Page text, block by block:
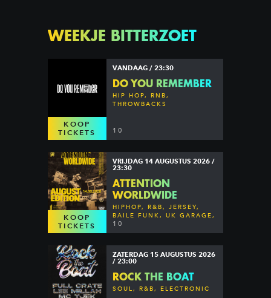
WEEKJE BITTERZOET
KOOP
TICKETS
VANDAAG / 23:30
DO YOU REMEMBER
HIP HOP, RNB,
THROWBACKS
10
KOOP
TICKETS
VRIJDAG 14 AUGUSTUS 2026 /
23:30
ATTENTION
WORLDWIDE
HIPHOP, R&B, JERSEY,
BAILE FUNK, UK GARAGE,
DANCEHALL & MORE
10
ZATERDAG 15 AUGUSTUS 2026
/ 23:00
ROCK THE BOAT
SOUL, R&B, ELECTRONIC